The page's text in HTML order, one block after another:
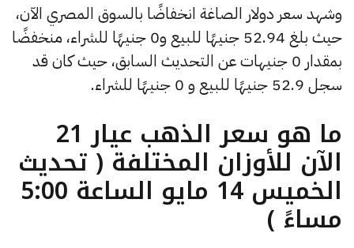
وشهد سعر دولار الصاغة انخفاضًا بالسوق المصري الآن،
حيث بلغ 52.94 جنيهًا للبيع و0 جنيهًا للشراء، منخفضًا
بمقدار 0 جنيهات عن التحديث السابق، حيث كان قد
سجل 52.9 جنيهًا للبيع و 0 جنيهًا للشراء.
ما هو سعر الذهب عيار 21
الآن للأوزان المختلفة ( تحديث
الخميس 14 مايو الساعة 5:00
مساءً )